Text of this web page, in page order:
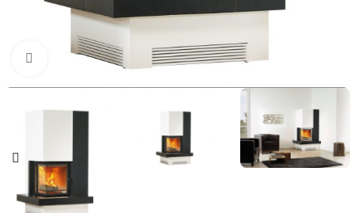
Нажмите, чтобы увеличить